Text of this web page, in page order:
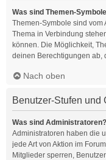
Was sind Themen-
Themen-Symbole sind vom
Thema in Verbindung
können. Die Möglichkeit,
deinen Berechtigungen ab,
Nach oben
Benutzer-Stufen und
Was sind Administratoren?
Administratoren haben die
jede Art von Aktion im
Mitglieder sperren,